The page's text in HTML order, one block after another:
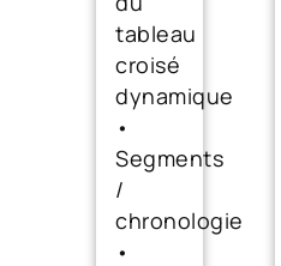
tableau
croisé
dynamique
•
Segments
/
chronologie
•